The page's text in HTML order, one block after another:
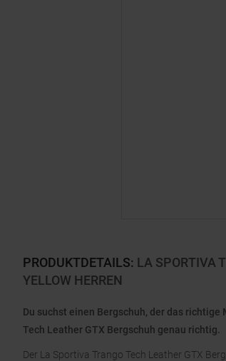
PRODUKTDETAILS: LA SPORTIVA
YELLOW HERREN
Du suchst einen Bergschuh, der das
Tech Leather GTX Bergschuh genau richtig.
Der La Sportiva Trango Tech Leather GTX